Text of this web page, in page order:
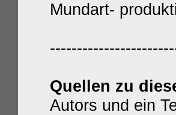
Mundart-
Quellen zu
Autors und ein